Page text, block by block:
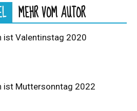
MEHR VOM AUTOR
ist Valentinstag 2020
ist Muttersonntag 2022